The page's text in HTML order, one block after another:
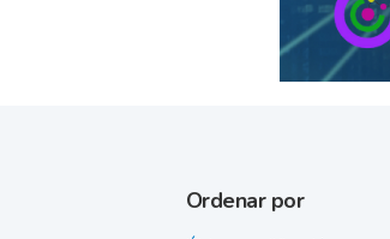
Ordenar por